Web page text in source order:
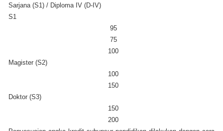
Sarjana (S1) / Diploma IV (D-IV)
S1
95
75
100
Magister (S2)
100
150
Doktor (S3)
150
200